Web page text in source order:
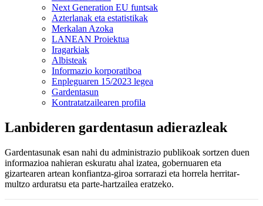
Next Generation EU funtsak
Azterlanak eta estatistikak
Merkalan Azoka
LANEAN Proiektua
Iragarkiak
Albisteak
Informazio korporatiboa
Enpleguaren 15/2023 legea
Gardentasun
Kontratatzailearen profila
Lanbideren gardentasun adierazleak
Gardentasunak esan nahi du administrazio publikoak sortzen duen
informazioa nahieran eskuratu ahal izatea, gobernuaren eta
gizartearen artean konfiantza-giroa sorrarazi eta horrela herritar-
multzo arduratsu eta parte-hartzailea eratzeko.